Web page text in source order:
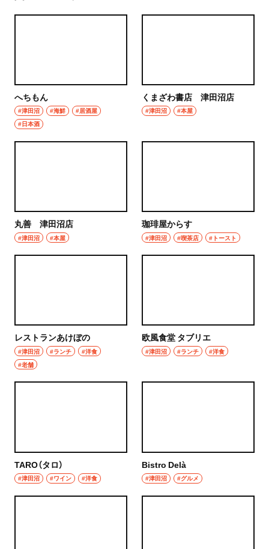
へちもん
#津田沼 #海鮮
#居酒屋
#日本酒
くまざわ書店 津田沼店
#津田沼 #本屋
丸善 津田沼店
#津田沼 #本屋
珈琲屋からす
#津田沼 #喫茶店 #トースト
レストランあけぼの
#津田沼 #ランチ
#洋食
#老舗
欧風食堂 タブリエ
#津田沼 #ランチ #洋食
TARO（タロ）
#津田沼 #ワイン #洋食
Bistro Delà
#津田沼 #グルメ